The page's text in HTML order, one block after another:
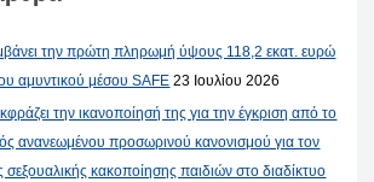
την πρώτη πληρωμή ύψους 118,2 εκατ. ευρώ
αμυντικού μέσου SAFE 23 Ιουλίου 2026
την ικανοποίησή της για την έγκριση από το
ανανεωμένου προσωρινού κανονισμού για τον
σεξουαλικής κακοποίησης παιδιών στο διαδίκτυο